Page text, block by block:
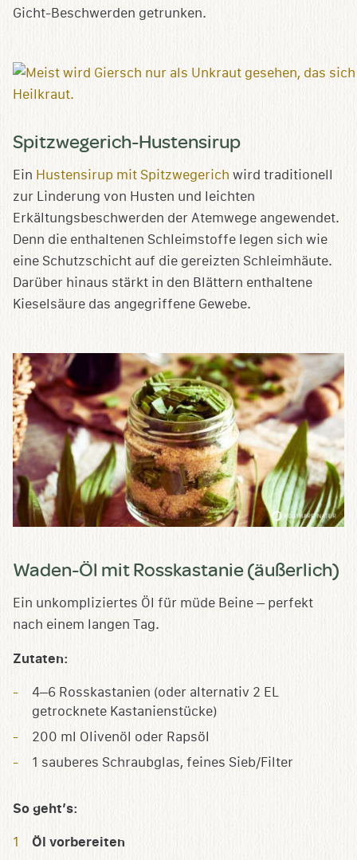
Gicht-Beschwerden getrunken.
Spitzwegerich-Hustensirup
Ein Hustensirup mit Spitzwegerich wird traditionell
zur Linderung von Husten und leichten
Erkältungsbeschwerden der Atemwege angewendet.
Denn die enthaltenen Schleimstoffe legen sich wie
eine Schutzschicht auf die gereizten Schleimhäute.
Darüber hinaus stärkt in den Blättern enthaltene
Kieselsäure das angegriffene Gewebe.
Waden-Öl mit Rosskastanie (äußerlich)
Ein unkompliziertes Öl für müde Beine – perfekt
nach einem langen Tag.
Zutaten:
4–6 Rosskastanien (oder alternativ 2 EL
getrocknete Kastanienstücke)
200 ml Olivenöl oder Rapsöl
1 sauberes Schraubglas, feines Sieb/Filter
So geht’s:
Öl vorbereiten